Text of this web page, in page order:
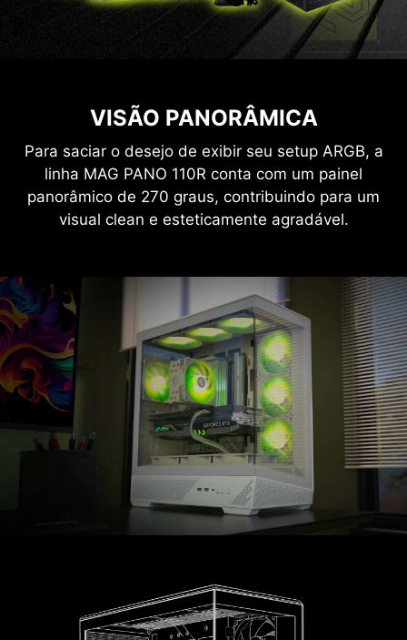
VISÃO PANORÂMICA
Para saciar o desejo de exibir seu setup ARGB, a
linha MAG PANO 110R conta com um painel
panorâmico de 270 graus, contribuindo para um
visual clean e esteticamente agradável.